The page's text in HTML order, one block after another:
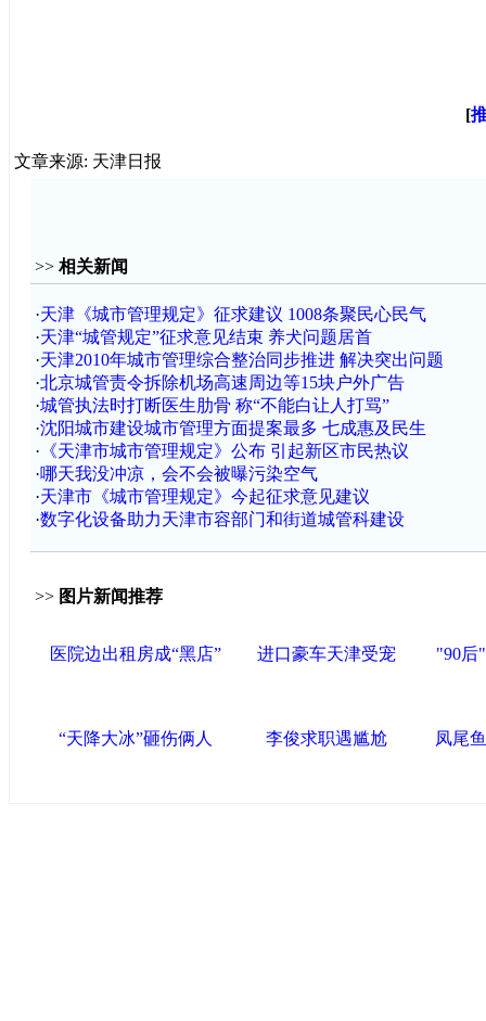
[
文章来源: 天津日报
>> 相关新闻
·天津《城市管理规定》征求建议 1008条聚民心民气
·天津“城管规定”征求意见结束 养犬问题居首
·天津2010年城市管理综合整治同步推进 解决突出问题
·北京城管责令拆除机场高速周边等15块户外广告
·城管执法时打断医生肋骨 称“不能白让人打骂”
·沈阳城市建设城市管理方面提案最多 七成惠及民生
· 《天津市城市管理规定》公布 引起新区市民热议
·哪天我没冲凉，会不会被曝污染空气
·天津市《城市管理规定》今起征求意见建议
·数字化设备助力天津市容部门和街道城管科建设
>> 图片新闻推荐
医院边出租房成“黑店” 进口豪车天津受宠 "90后
“天降大冰”砸伤俩人 李俊求职遇尴尬 凤尾